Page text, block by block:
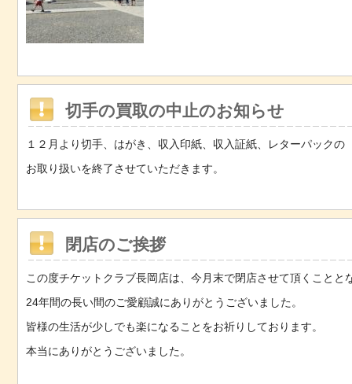
切手の買取の中止のお知らせ
１２月より切手、はがき、収入印紙、収入証紙、レターパックの
お取り扱いを終了させていただきます。
閉店のご挨拶
この度チケットクラブ長岡店は、今月末で閉店させて頂くことと
24年間の長い間のご愛顧誠にありがとうございました。
皆様の生活が少しでも楽になることをお祈りしております。
本当にありがとうございました。